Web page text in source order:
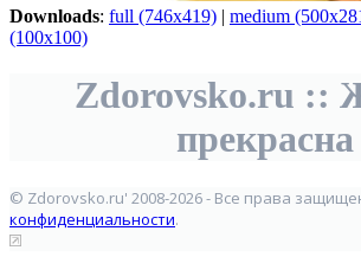
Downloads: full (746x419) | medium
(100x100)
Zdorovsko.ru ::
прекрасна
© Zdorovsko.ru' 2008-2026 - Все права
конфиденциальности.